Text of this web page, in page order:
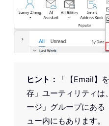
ヒント：
「【Email】
存」ユーティリティは
ージ」グループにある
ュー内にもあります。